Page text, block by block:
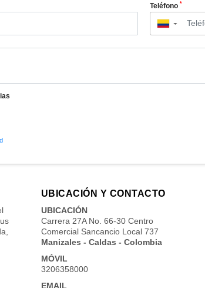
Teléfono *
▼
UBICACIÓN Y CONTACTO
UBICACIÓN
Carrera 27A No. 66-30 Centro
Comercial Sancancio Local 737
Manizales - Caldas - Colombia
MÓVIL
3206358000
EMAIL